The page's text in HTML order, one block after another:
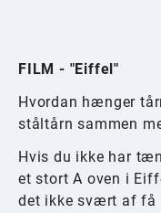
FILM - "Eiffel"
Hvordan hænger
ståltårn sammen
Hvis du ikke har
et stort A oven i
det ikke svært af få